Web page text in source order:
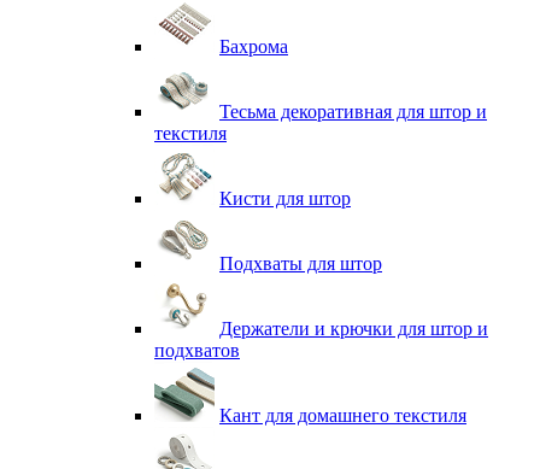
Бахрома
Тесьма декоративная для штор и
текстиля
Кисти для штор
Подхваты для штор
Держатели и крючки для штор и
подхватов
Кант для домашнего текстиля